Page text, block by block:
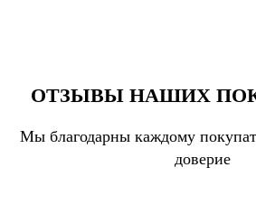
ОТЗЫВЫ НАШИХ
Мы благодарны каждому
доверие